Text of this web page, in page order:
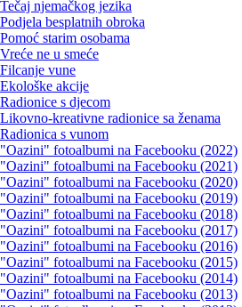
Tečaj njemačkog jezika
Podjela besplatnih obroka
Pomoć starim osobama
Vreće ne u smeće
Filcanje vune
Ekološke akcije
Radionice s djecom
Likovno-kreativne radionice sa ženama
Radionica s vunom
"Oazini" fotoalbumi na Facebooku (2022)
"Oazini" fotoalbumi na Facebooku (2021)
"Oazini" fotoalbumi na Facebooku (2020)
"Oazini" fotoalbumi na Facebooku (2019)
"Oazini" fotoalbumi na Facebooku (2018)
"Oazini" fotoalbumi na Facebooku (2017)
"Oazini" fotoalbumi na Facebooku (2016)
"Oazini" fotoalbumi na Facebooku (2015)
"Oazini" fotoalbumi na Facebooku (2014)
"Oazini" fotoalbumi na Facebooku (2013)